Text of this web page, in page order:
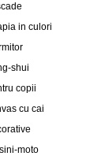
in culori
shui
copii
cu cai
moto